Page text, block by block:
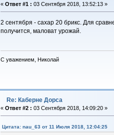
« Ответ #1 : 03 Сентября 2018, 13:52:13 »
2 сентября - сахар 20 брикс. Для
получится, маловат урожай.
С уважением, Николай
Re: Каберне Дорса
« Ответ #2 : 03 Сентября 2018, 14:09:20 »
Цитата: nau_63 от 11 Июля 2018, 12:04:25